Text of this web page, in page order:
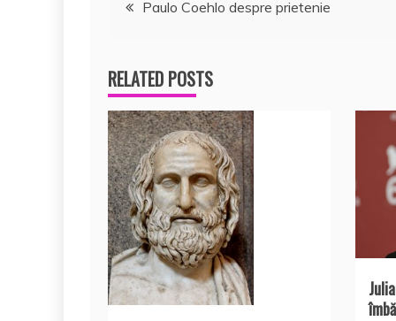
articole
Paulo Coehlo despre prietenie
RELATED POSTS